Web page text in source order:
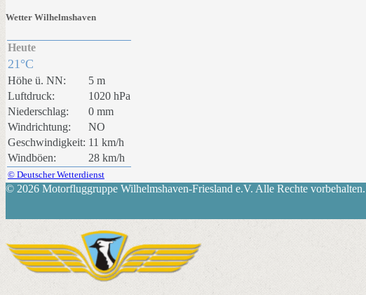
Wetter Wilhelmshaven
Heute
21°C
Höhe ü. NN:
5 m
Luftdruck:
1020 hPa
Niederschlag:
0 mm
Windrichtung:
NO
Geschwindigkeit: 11 km/h
Windböen:
28 km/h
© Deutscher Wetterdienst
© 2026 Motorfluggruppe Wilhelmshaven-Friesland e.V. Alle Rechte vorbehalten.